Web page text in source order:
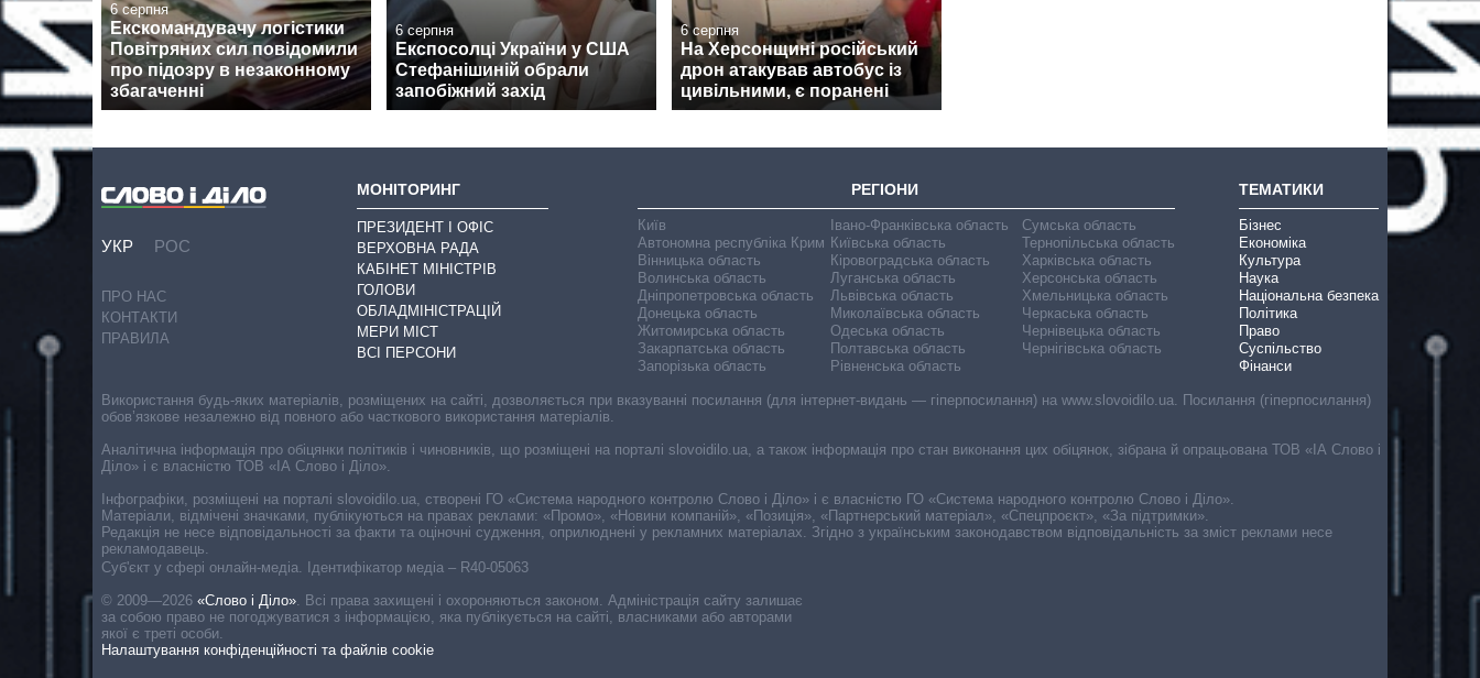
6 серпня
Екскомандувачу логістики
Повітряних сил повідомили
про підозру в незаконному
збагаченні
6 серпня
Експосолці України у США
Стефанішиній обрали
запобіжний захід
6 серпня
На Херсонщині російський
дрон атакував автобус із
цивільними, є поранені
УКР РОС
ПРО НАС
КОНТАКТИ
ПРАВИЛА
МОНІТОРИНГ
ПРЕЗИДЕНТ І ОФІС
ВЕРХОВНА РАДА
КАБІНЕТ МІНІСТРІВ
ГОЛОВИ
ОБЛАДМІНІСТРАЦІЙ
МЕРИ МІСТ
ВСІ ПЕРСОНИ
РЕГІОНИ
Київ
Автономна республіка Крим
Вінницька область
Волинська область
Дніпропетровська область
Донецька область
Житомирська область
Закарпатська область
Запорізька область
Івано-Франківська область
Київська область
Кіровоградська область
Луганська область
Львівська область
Миколаївська область
Одеська область
Полтавська область
Рівненська область
Сумська область
Тернопільська область
Харківська область
Херсонська область
Хмельницька область
Черкаська область
Чернівецька область
Чернігівська область
ТЕМАТИКИ
Бізнес
Економіка
Культура
Наука
Національна безпека
Політика
Право
Суспільство
Фінанси
Cуб'єкт у сфері онлайн-медіа. Ідентифікатор медіа – R40-05063
© 2009—2026 «Слово і Діло»
Всі права захищені і охороняються законом. Адміністрація сайту залишає
за собою право не погоджуватися з інформацією, яка публікується на сайті, власниками або авторами
якої є треті особи.
Налаштування конфіденційності та файлів cookie
Використання будь-яких матеріалів, розміщених на сайті, дозволяється при вказуванні посилання (для інтернет-видань — гіперпосилання) на www.slovoidilo.ua. Посилання (гіперпосилання)
обов’язкове незалежно від повного або часткового використання матеріалів.
Аналітична інформація про обіцянки політиків і чиновників, що розміщені на порталі slovoidilo.ua, а також інформація про стан виконання цих обіцянок, зібрана й опрацьована ТОВ «ІА Слово і
Діло» і є власністю ТОВ «ІА Слово і Діло».
Інфографіки, розміщені на порталі slovoidilo.ua, створені ГО «Система народного контролю Слово і Діло» і є власністю ГО «Система народного контролю Слово і Діло».
Матеріали, відмічені значками, публікуються на правах реклами: «Промо», «Новини компаній», «Позиція», «Партнерський матеріал», «Спецпроєкт», «За підтримки».
Редакція не несе відповідальності за факти та оціночні судження, оприлюднені у рекламних матеріалах. Згідно з українським законодавством відповідальність за зміст реклами несе
рекламодавець.